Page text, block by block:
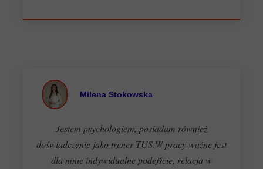
Milena Stokowska
Jestem psychologiem, posiadam również
doświadczenie jako trener TUS.W pracy ważne jest
dla mnie indywidualne podejście, relacja w